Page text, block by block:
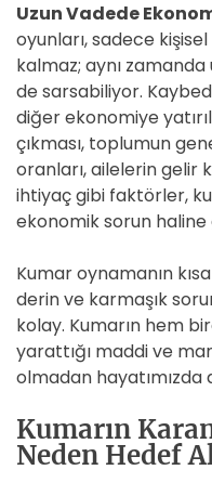
Uzun Vadede
oyunları, sadece
kalmaz; aynı
de sarsabiliyor.
diğer ekonomiye
çıkması, toplumun
oranları, ailelerin gelir
ihtiyaç gibi faktörler,
ekonomik sorun
Kumar oynamanın
derin ve karmaşık
kolay. Kumarın hem
yarattığı maddi ve
olmadan hayatımızda
Kumarın
Neden Hedef